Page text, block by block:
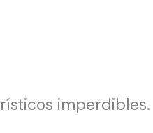
imperdibles.